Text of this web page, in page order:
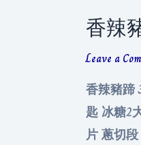
香辣
Leave a
香辣豬蹄
匙 冰糖2
片 蔥切